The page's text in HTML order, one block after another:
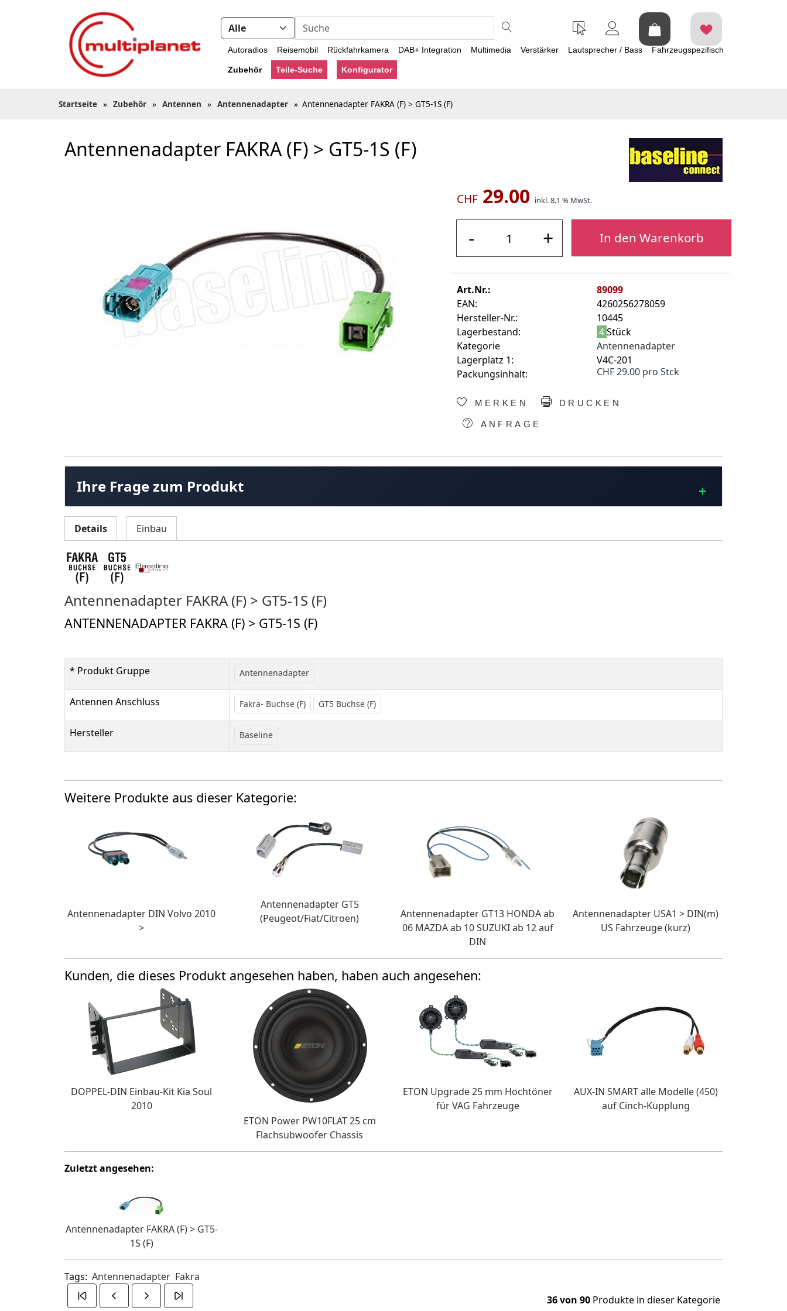
Autoradios Reisemobil Rückfahrkamera DAB+ Integration Multimedia Verstärker Lautsprecher / Bass Fahrzeugspezifisch
Zubehör Teile-Suche Konfigurator
Startseite » Zubehör » Antennen » Antennenadapter » Antennenadapter FAKRA (F) > GT5-1S (F)
Antennenadapter FAKRA (F) > GT5-1S (F)
CHF29.00 inkl. 8.1 % MwSt.
- + In den Warenkorb
Art.Nr.:
89099
EAN:
4260256278059
Hersteller-Nr.:
10445
Lagerbestand:
4Stück
Kategorie
Antennenadapter
Lagerplatz 1:
V4C-201
Packungsinhalt:
CHF 29.00 pro Stck
MERKEN DRUCKEN
ANFRAGE
Ihre Frage zum Produkt
Details Einbau
Antennenadapter FAKRA (F) > GT5-1S (F)
ANTENNENADAPTER FAKRA (F) > GT5-1S (F)
* Produkt Gruppe Antennenadapter
Antennen Anschluss Fakra- Buchse (F) GT5 Buchse (F)
Hersteller Baseline
Weitere Produkte aus dieser Kategorie:
Antennenadapter DIN Volvo 2010
>
Antennenadapter GT5
(Peugeot/Fiat/Citroen)
Antennenadapter GT13 HONDA ab
06 MAZDA ab 10 SUZUKI ab 12 auf
DIN
Antennenadapter USA1 > DIN(m)
US Fahrzeuge (kurz)
Kunden, die dieses Produkt angesehen haben, haben auch angesehen:
DOPPEL-DIN Einbau-Kit Kia Soul
2010
ETON Power PW10FLAT 25 cm
Flachsubwoofer Chassis
ETON Upgrade 25 mm Hochtöner
für VAG Fahrzeuge
AUX-IN SMART alle Modelle (450)
auf Cinch-Kupplung
Zuletzt angesehen:
Antennenadapter FAKRA (F) > GT5-
1S (F)
Tags: Antennenadapter Fakra
36 von 90 Produkte in dieser Kategorie